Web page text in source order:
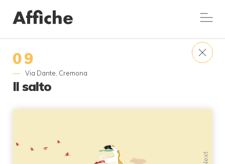
09
Via Dante, Cremona
Il salto
Next